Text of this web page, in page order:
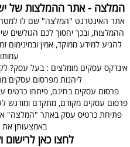
המלצה - אתר ההמלצות של
אתר האינטרנט "המלצה" שם לו
ההמלצות, ובכך יחסוך לכם הגולשים
להגיע למידע ממוקד, אמין
אינדקס עסקים מומלצים : בעל עסק?
ליהנות מפרסום עסקים
פרסום עסקים בחינם, פיתחו כרטיס
פרסום עסקים מקודם, מתקדם ומודגש
פתיחת כרטיס עסק באתר "המלצה"
באמצעותן
לחצו כאן